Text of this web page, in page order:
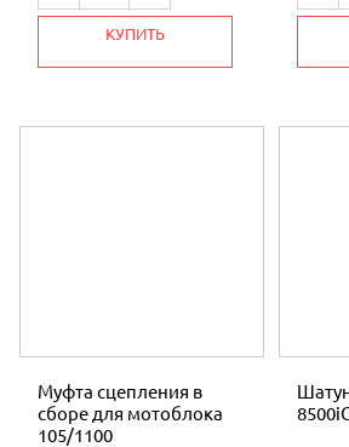
КУПИТЬ
Муфта сцепления в
сборе для мотоблока
105/1100